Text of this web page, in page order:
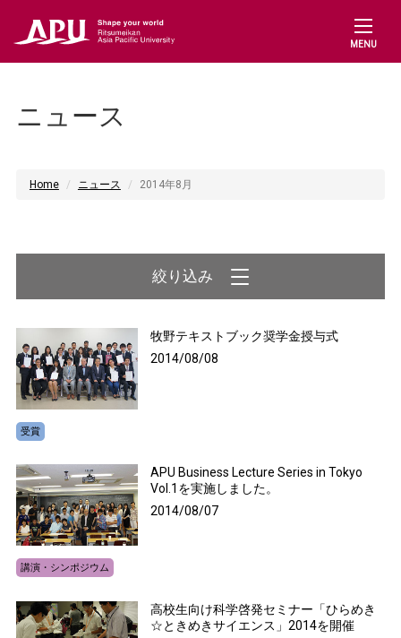
MENU
ニュース
Home ニュース 2014年8月
牧野テキストブック奨学金授与式
2014/08/08
受賞
APU Business Lecture Series in Tokyo
Vol.1を実施しました。
2014/08/07
講演・シンポジウム
高校生向け科学啓発セミナー「ひらめき
☆ときめきサイエンス」2014を開催